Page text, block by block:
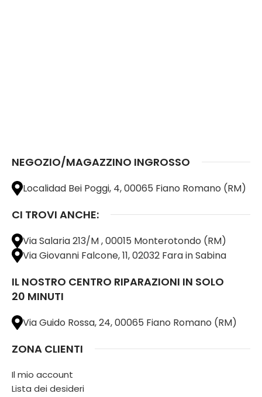
NEGOZIO/MAGAZZINO INGROSSO
Localidad Bei Poggi, 4, 00065 Fiano Romano (RM)
CI TROVI ANCHE:
Via Salaria 213/M , 00015 Monterotondo (RM)
Via Giovanni Falcone, 11, 02032 Fara in Sabina
IL NOSTRO CENTRO RIPARAZIONI IN SOLO
20 MINUTI
Via Guido Rossa, 24, 00065 Fiano Romano (RM)
ZONA CLIENTI
Il mio account
Lista dei desideri